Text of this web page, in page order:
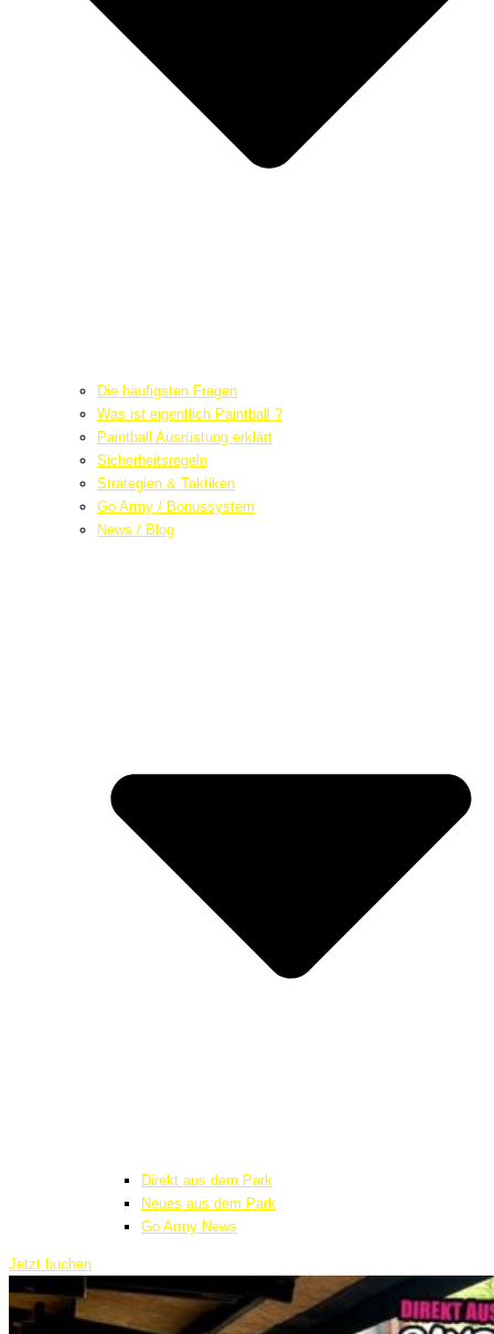
Die häufigsten Fragen
Was ist eigentlich Paintball ?
Paintball Ausrüstung erklärt
Sicherheitsregeln
Strategien & Taktiken
Go Army / Bonussystem
News / Blog
Direkt aus dem Park
Neues aus dem Park
Go Army News
Jetzt buchen